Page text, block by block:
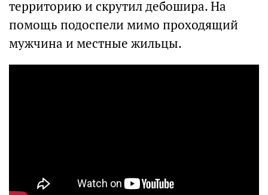
территорию и скрутил дебошира. На
помощь подоспели мимо проходящий
мужчина и местные жильцы.